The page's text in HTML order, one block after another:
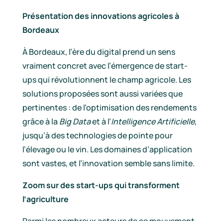
Présentation des innovations agricoles à
Bordeaux
À Bordeaux, l’ère du digital prend un sens
vraiment concret avec l’émergence de start-
ups qui révolutionnent le champ agricole. Les
solutions proposées sont aussi variées que
pertinentes : de l’optimisation des rendements
grâce à la Big Dataet à l’Intelligence Artificielle,
jusqu’à des technologies de pointe pour
l’élevage ou le vin. Les domaines d’application
sont vastes, et l’innovation semble sans limite.
Zoom sur des start-ups qui transforment
l’agriculture